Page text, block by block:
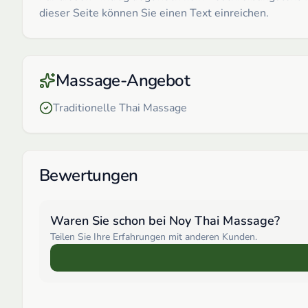
dieser Seite können Sie einen Text einreichen.
Massage-Angebot
Traditionelle Thai Massage
Bewertungen
Waren Sie schon bei Noy Thai Massage?
Teilen Sie Ihre Erfahrungen mit anderen Kunden.